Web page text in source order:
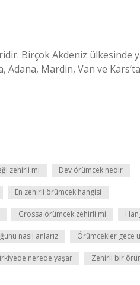
Birçok Akdeniz ülkesinde
Adana, Mardin, Van ve
zehirli mi Dev örümcek nedir
En zehirli örümcek hangisi
Grossa örümcek zehirli mi
nasıl anlarız Örümcekler gece
nerede yaşar Zehirli bir